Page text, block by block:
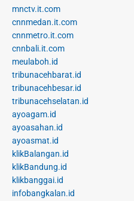
mnctv.it.com
cnnmedan.it.com
cnnmetro.it.com
cnnbali.it.com
meulaboh.id
tribunacehbarat.id
tribunacehbesar.id
tribunacehselatan.id
ayoagam.id
ayoasahan.id
ayoasmat.id
klikBalangan.id
klikBandung.id
klikbanggai.id
infobangkalan.id